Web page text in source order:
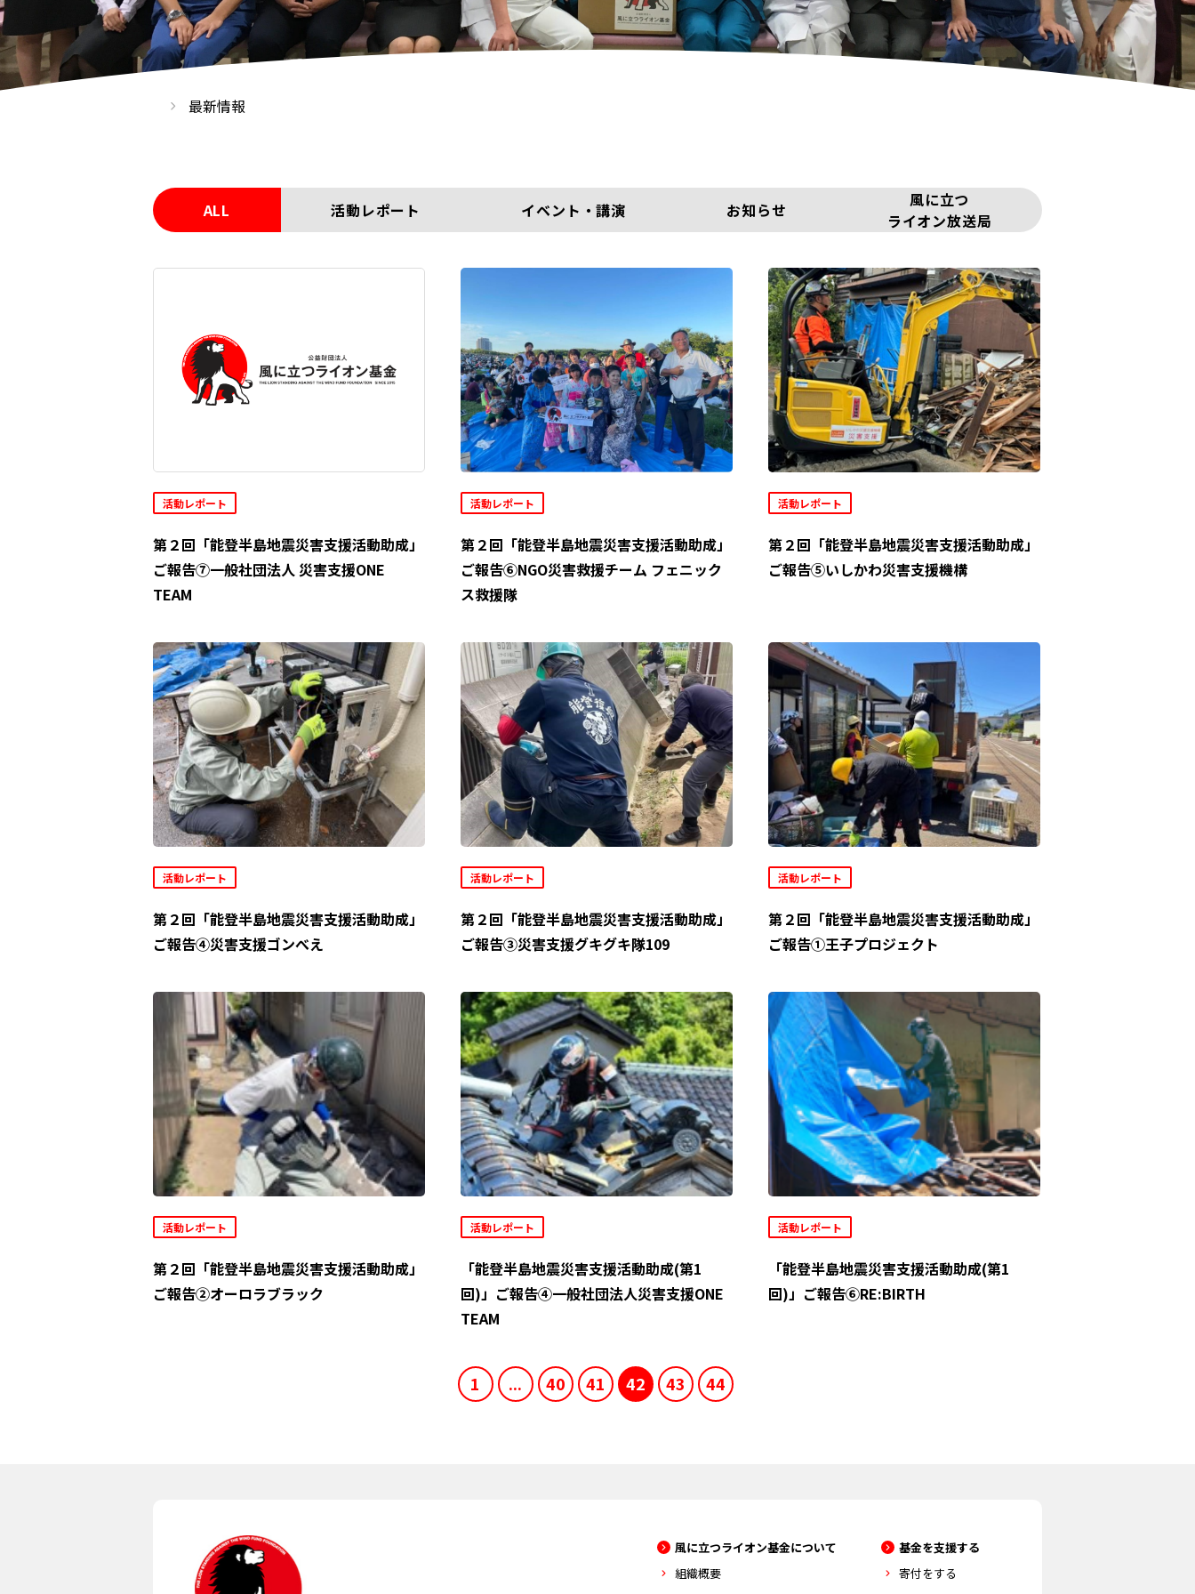
最新情報
ALL 活動レポート イベント・講演 お知らせ
風に立つ
ライオン放送局
活動レポート
第２回「能登半島地震災害支援活動助成」
ご報告⑦一般社団法人 災害支援ONE
TEAM
活動レポート
第２回「能登半島地震災害支援活動助成」
ご報告⑥NGO災害救援チーム フェニック
ス救援隊
活動レポート
第２回「能登半島地震災害支援活動助成」
ご報告⑤いしかわ災害支援機構
活動レポート
第２回「能登半島地震災害支援活動助成」
ご報告④災害支援ゴンべえ
活動レポート
第２回「能登半島地震災害支援活動助成」
ご報告③災害支援グキグキ隊109
活動レポート
第２回「能登半島地震災害支援活動助成」
ご報告①王子プロジェクト
活動レポート
第２回「能登半島地震災害支援活動助成」
ご報告②オーロラブラック
活動レポート
「能登半島地震災害支援活動助成(第1
回)」ご報告④一般社団法人災害支援ONE
TEAM
活動レポート
「能登半島地震災害支援活動助成(第1
回)」ご報告⑥RE:BIRTH
1 ... 40 41 42 43 44
風に立つライオン基金について
組織概要
基金を支援する
寄付をする